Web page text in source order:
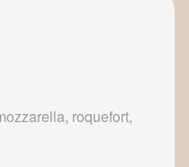
roquefort,